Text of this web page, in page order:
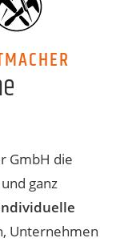
GmbH die
und ganz
Unternehmen